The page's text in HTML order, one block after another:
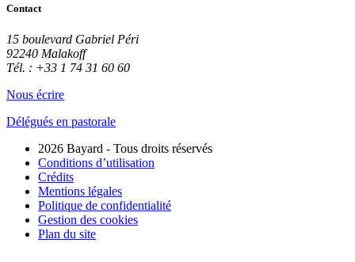
Contact
15 boulevard Gabriel Péri
92240 Malakoff
Tél. : +33 1 74 31 60 60
Nous écrire
Délégués en pastorale
2026 Bayard - Tous droits réservés
Conditions d’utilisation
Crédits
Mentions légales
Politique de confidentialité
Gestion des cookies
Plan du site